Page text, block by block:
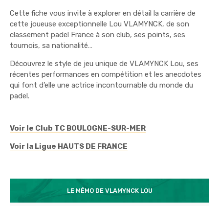
Cette fiche vous invite à explorer en détail la carrière de
cette joueuse exceptionnelle Lou VLAMYNCK, de son
classement padel France à son club, ses points, ses
tournois, sa nationalité…
Découvrez le style de jeu unique de VLAMYNCK Lou, ses
récentes performances en compétition et les anecdotes
qui font d’elle une actrice incontournable du monde du
padel.
Voir le Club TC BOULOGNE-SUR-MER
Voir la Ligue HAUTS DE FRANCE
LE MÉMO DE VLAMYNCK LOU